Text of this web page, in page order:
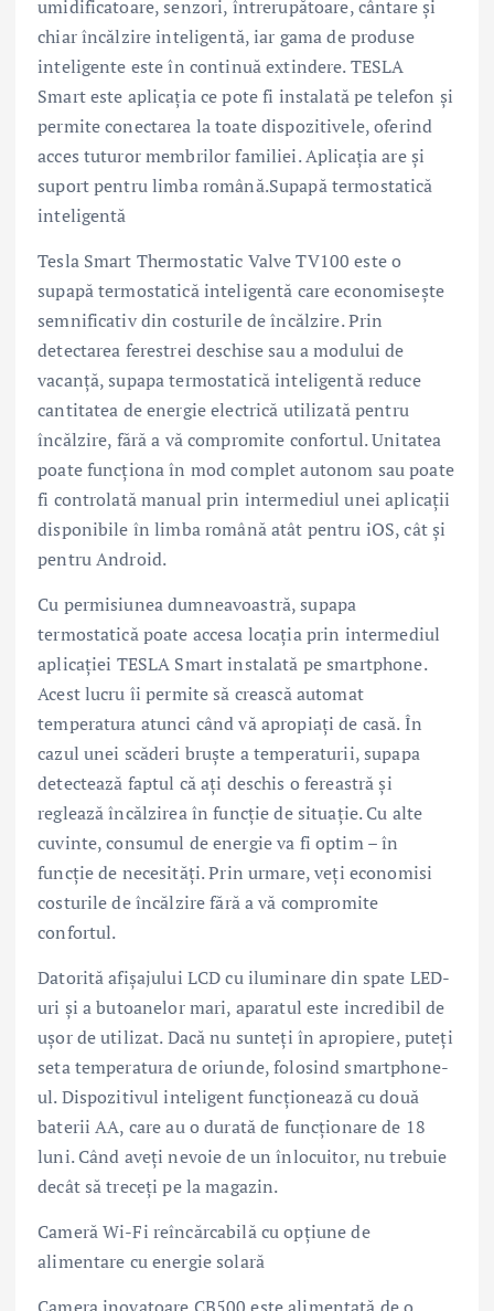
umidificatoare, senzori, întrerupătoare, cântare și
chiar încălzire inteligentă, iar gama de produse
inteligente este în continuă extindere. TESLA
Smart este aplicația ce pote fi instalată pe telefon și
permite conectarea la toate dispozitivele, oferind
acces tuturor membrilor familiei. Aplicația are și
suport pentru limba română.Supapă termostatică
inteligentă
Tesla Smart Thermostatic Valve TV100 este o
supapă termostatică inteligentă care economisește
semnificativ din costurile de încălzire. Prin
detectarea ferestrei deschise sau a modului de
vacanță, supapa termostatică inteligentă reduce
cantitatea de energie electrică utilizată pentru
încălzire, fără a vă compromite confortul. Unitatea
poate funcționa în mod complet autonom sau poate
fi controlată manual prin intermediul unei aplicații
disponibile în limba română atât pentru iOS, cât și
pentru Android.
Cu permisiunea dumneavoastră, supapa
termostatică poate accesa locația prin intermediul
aplicației TESLA Smart instalată pe smartphone.
Acest lucru îi permite să crească automat
temperatura atunci când vă apropiați de casă. În
cazul unei scăderi bruște a temperaturii, supapa
detectează faptul că ați deschis o fereastră și
reglează încălzirea în funcție de situație. Cu alte
cuvinte, consumul de energie va fi optim – în
funcție de necesități. Prin urmare, veți economisi
costurile de încălzire fără a vă compromite
confortul.
Datorită afișajului LCD cu iluminare din spate LED-
uri și a butoanelor mari, aparatul este incredibil de
ușor de utilizat. Dacă nu sunteți în apropiere, puteți
seta temperatura de oriunde, folosind smartphone-
ul. Dispozitivul inteligent funcționează cu două
baterii AA, care au o durată de funcționare de 18
luni. Când aveți nevoie de un înlocuitor, nu trebuie
decât să treceți pe la magazin.
Cameră Wi-Fi reîncărcabilă cu opțiune de
alimentare cu energie solară